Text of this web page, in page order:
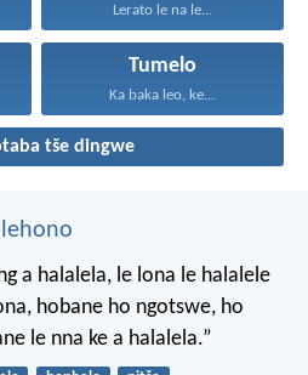
Lerato le na le...
Tumelo
Ka baka leo, ke...
tše dingwe
a halalela, le lona le halalele
hobane ho ngotswe, ho
le nna ke a halalela.”